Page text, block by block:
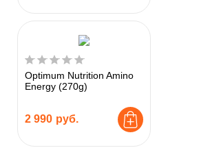
Optimum Nutrition Amino
Energy (270g)
2 990 руб.